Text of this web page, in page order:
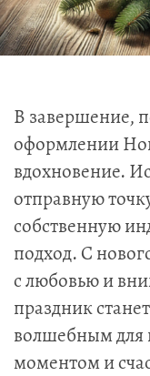
В завершение,
оформлении
вдохновение.
отправную
собственную
подход. С
с любовью и
праздник
волшебным для
моментом и